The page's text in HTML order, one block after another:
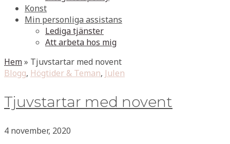
Konst
Min personliga assistans
Lediga tjänster
Att arbeta hos mig
Hem» Tjuvstartar med novent
Blogg, Högtider & Teman, Julen
Tjuvstartar med novent
4 november, 2020